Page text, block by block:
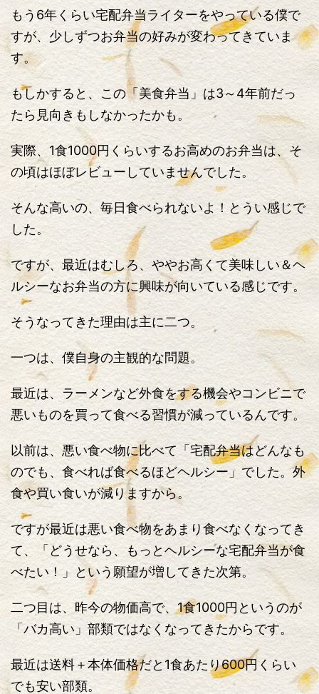
もう6年くらい宅配弁当ライターをやっている僕で
すが、少しずつお弁当の好みが変わってきていま
す。
もしかすると、この「美食弁当」は3～4年前だっ
たら見向きもしなかったかも。
実際、1食1000円くらいするお高めのお弁当は、そ
の頃はほぼレビューしていませんでした。
そんな高いの、毎日食べられないよ！とうい感じで
した。
ですが、最近はむしろ、ややお高くて美味しい＆ヘ
ルシーなお弁当の方に興味が向いている感じです。
そうなってきた理由は主に二つ。
一つは、僕自身の主観的な問題。
最近は、ラーメンなど外食をする機会やコンビニで
悪いものを買って食べる習慣が減っているんです。
以前は、悪い食べ物に比べて「宅配弁当はどんなも
のでも、食べれば食べるほどヘルシー」でした。外
食や買い食いが減りますから。
ですが最近は悪い食べ物をあまり食べなくなってき
て、「どうせなら、もっとヘルシーな宅配弁当が食
べたい！」という願望が増してきた次第。
二つ目は、昨今の物価高で、1食1000円というのが
「バカ高い」部類ではなくなってきたからです。
最近は送料＋本体価格だと1食あたり600円くらい
でも安い部類。